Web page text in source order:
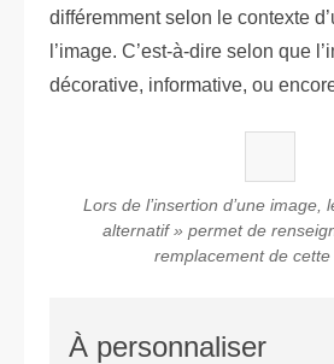
différemment selon le contexte
l’image. C’est-à-dire selon que
décorative, informative, ou
Lors de l’insertion d’une image,
alternatif » permet de
remplacement de cette
À personnaliser